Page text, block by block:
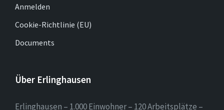
Anmelden
Cookie-Richtlinie (EU)
Documents
Über Erlinghausen
Erlinghausen – 1.000 Einwohner – 120 Arbeitsplätze –